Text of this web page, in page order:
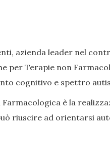
azienda leader nel
per Terapie non
cognitivo e spettro
è la
riuscire ad orientarsi